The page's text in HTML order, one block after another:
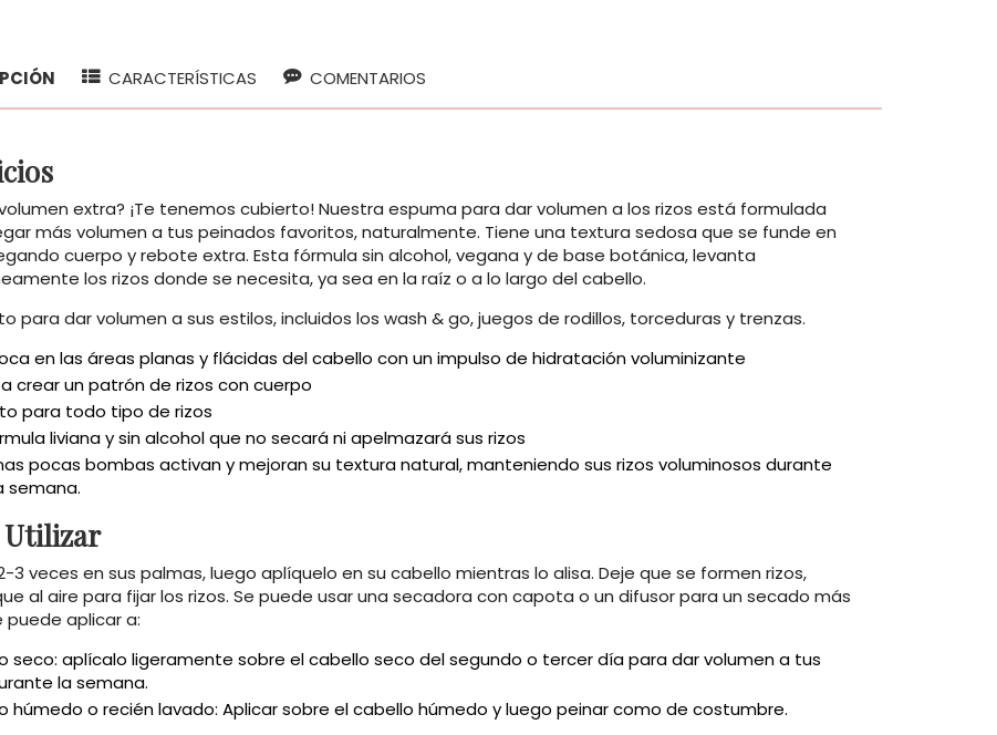
CARACTERÍSTICAS COMENTARIOS
extra? ¡Te tenemos cubierto! Nuestra espuma para dar volumen a los rizos está formulada
más volumen a tus peinados favoritos, naturalmente. Tiene una textura sedosa que se funde en
cuerpo y rebote extra. Esta fórmula sin alcohol, vegana y de base botánica, levanta
los rizos donde se necesita, ya sea en la raíz o a lo largo del cabello.
para dar volumen a sus estilos, incluidos los wash & go, juegos de rodillos, torceduras y trenzas.
en las áreas planas y flácidas del cabello con un impulso de hidratación voluminizante
crear un patrón de rizos con cuerpo
para todo tipo de rizos
liviana y sin alcohol que no secará ni apelmazará sus rizos
pocas bombas activan y mejoran su textura natural, manteniendo sus rizos voluminosos durante
semana.
Utilizar
3 veces en sus palmas, luego aplíquelo en su cabello mientras lo alisa. Deje que se formen rizos,
al aire para fijar los rizos. Se puede usar una secadora con capota o un difusor para un secado más
puede aplicar a:
seco: aplícalo ligeramente sobre el cabello seco del segundo o tercer día para dar volumen a tus
la semana.
húmedo o recién lavado: Aplicar sobre el cabello húmedo y luego peinar como de costumbre.